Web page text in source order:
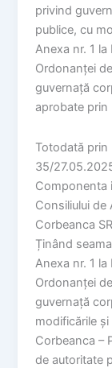
privind
publice, cu
Anexa nr. 1
Ordonanței
guvernață
aprobate prin
Totodată prin
35/
Componenta
Consiliului de
Corbeanca
Ținând
Anexa nr. 1
Ordonanței
guvernață
modificările
Corbeanca –
de autoritate